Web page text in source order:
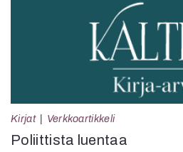
Kirjat Verkkoartikkeli
Poliittista luentaa